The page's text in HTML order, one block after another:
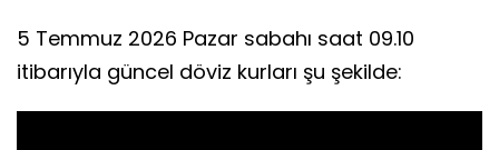
5 Temmuz 2026 Pazar sabahı saat 09.10
itibarıyla güncel döviz kurları şu şekilde: